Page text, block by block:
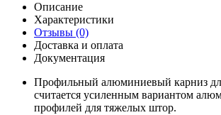
Описание
Характеристики
Отзывы (0)
Доставка и оплата
Документация
Профильный алюминиевый карниз
считается усиленным вариантом
профилей для тяжелых штор.